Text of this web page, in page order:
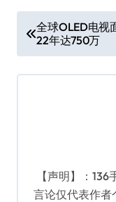
章
导
全球OLED电视
22年达750万
【声明】：
言论仅代表作者